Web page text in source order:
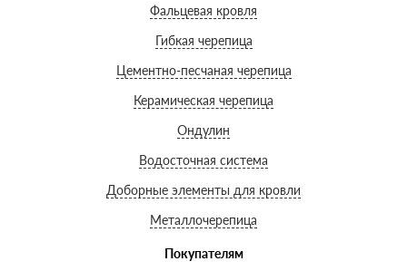
Фальцевая кровля
Гибкая черепица
Цементно-песчаная черепица
Керамическая черепица
Ондулин
Водосточная система
Доборные элементы для кровли
Металлочерепица
Покупателям